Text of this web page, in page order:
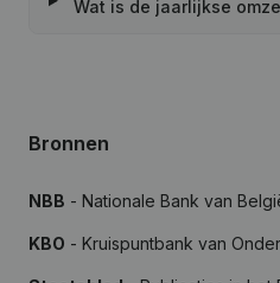
Wat is de jaarlijkse
Bronnen
NBB - Nationale Bank van
KBO - Kruispuntbank van